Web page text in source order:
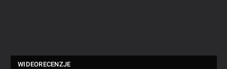
WIDEORECENZJE